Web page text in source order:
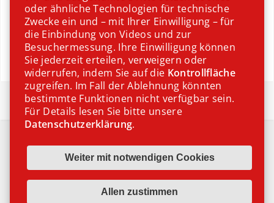
Sommerfrische Küche
IMPRESSUM
DATENSCHUTZ
COOKIE EINSTELLUNGEN
oder ähnliche Technologien für technische
Zwecke ein und – mit Ihrer Einwilligung – für
die Einbindung von Videos und zur
Besuchermessung. Ihre Einwilligung können
Sie jederzeit erteilen, verweigern oder
widerrufen, indem Sie auf die Kontrollfläche
zugreifen. Im Fall der Ablehnung könnten
bestimmte Funktionen nicht verfügbar sein.
Für Details lesen Sie bitte unsere
Datenschutzerklärung.